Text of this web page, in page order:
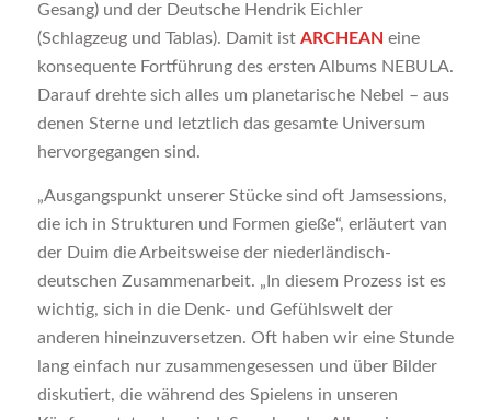
Gesang) und der Deutsche Hendrik Eichler
(Schlagzeug und Tablas). Damit ist ARCHEAN eine
konsequente Fortführung des ersten Albums NEBULA.
Darauf drehte sich alles um planetarische Nebel – aus
denen Sterne und letztlich das gesamte Universum
hervorgegangen sind.
„Ausgangspunkt unserer Stücke sind oft Jamsessions,
die ich in Strukturen und Formen gieße“, erläutert van
der Duim die Arbeitsweise der niederländisch-
deutschen Zusammenarbeit. „In diesem Prozess ist es
wichtig, sich in die Denk- und Gefühlswelt der
anderen hineinzuversetzen. Oft haben wir eine Stunde
lang einfach nur zusammengesessen und über Bilder
diskutiert, die während des Spielens in unseren